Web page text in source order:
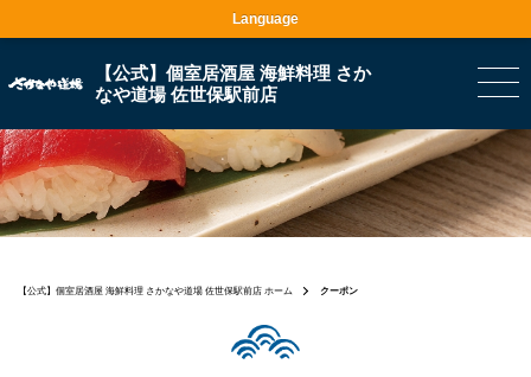
【公式】個室居酒屋 海鮮料理 さか
なや道場 佐世保駅前店
【公式】個室居酒屋 海鮮料理 さかなや道場 佐世保駅前店 ホーム クーポン
Language